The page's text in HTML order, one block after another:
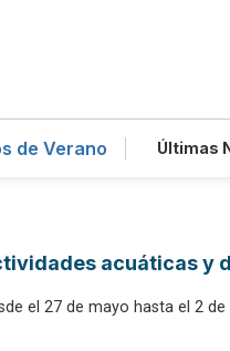
de Verano Últimas
acuáticas y
el 27 de mayo hasta el 2